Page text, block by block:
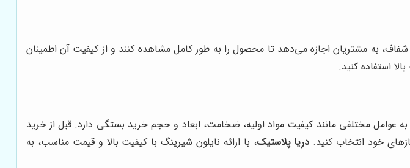
به مشتریان اجازه می‌دهد تا محصول را به طور کامل مشاهده کنند و از کیفیت آن اطمینان
استفاده کنید.
مختلفی مانند کیفیت مواد اولیه، ضخامت، ابعاد و حجم خرید بستگی دارد. قبل از خرید
خود انتخاب کنید.دریا پلاستیک، با ارائه نایلون شیرینگ با کیفیت بالا و قیمت مناسب، به